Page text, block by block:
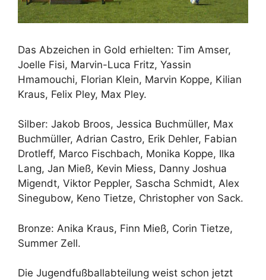
Das Abzeichen in Gold erhielten: Tim Amser,
Joelle Fisi, Marvin-Luca Fritz, Yassin
Hmamouchi, Florian Klein, Marvin Koppe, Kilian
Kraus, Felix Pley, Max Pley.
Silber: Jakob Broos, Jessica Buchmüller, Max
Buchmüller, Adrian Castro, Erik Dehler, Fabian
Drotleff, Marco Fischbach, Monika Koppe, Ilka
Lang, Jan Mieß, Kevin Miess, Danny Joshua
Migendt, Viktor Peppler, Sascha Schmidt, Alex
Sinegubow, Keno Tietze, Christopher von Sack.
Bronze: Anika Kraus, Finn Mieß, Corin Tietze,
Summer Zell.
Die Jugendfußballabteilung weist schon jetzt